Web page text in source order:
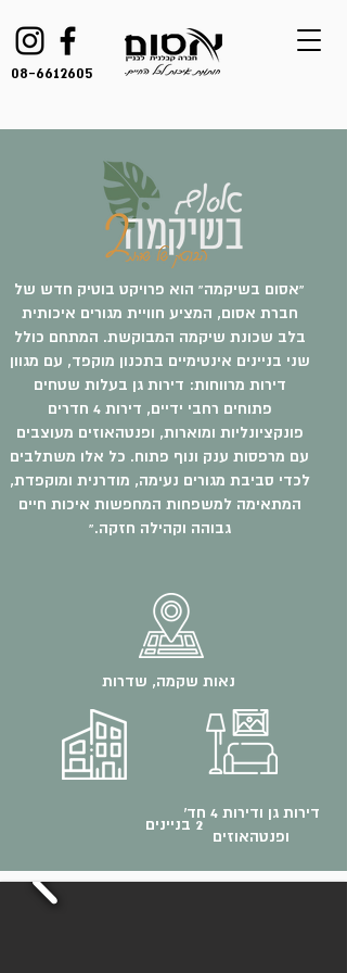
08-6612605
“אסום בשיקמה” הוא פרויקט בוטיק חדש של
חברת אסום, המציע חוויית מגורים איכותית
בלב שכונת שיקמה המבוקשת. המתחם כולל
שני בניינים אינטימיים בתכנון מוקפד, עם מגוון
דירות מרווחות: דירות גן בעלות שטחים
פתוחים רחבי ידיים, דירות 4 חדרים
פונקציונליות ומוארות, ופנטהאוזים מעוצבים
עם מרפסות ענק ונוף פתוח. כל אלו משתלבים
לכדי סביבת מגורים נעימה, מודרנית ומוקפדת,
המתאימה למשפחות המחפשות איכות חיים
גבוהה וקהילה חזקה.”
נאות שקמה, שדרות
דירות גן ודירות 4 חד'
ופנטהאוזים
2 בניינים